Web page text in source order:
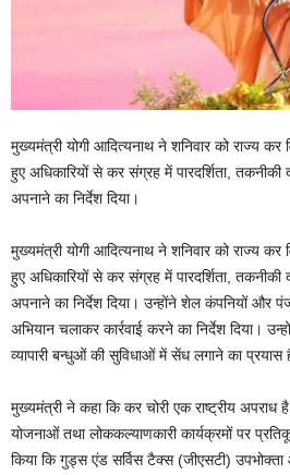
मुख्यमंत्री योगी आदित्यनाथ ने शनिवार को राज्य कर
हुए अधिकारियों से कर संग्रह में पारदर्शिता, तकनीकी
अपनाने का निर्देश दिया।
मुख्यमंत्री योगी आदित्यनाथ ने शनिवार को राज्य कर
हुए अधिकारियों से कर संग्रह में पारदर्शिता, तकनीकी
अपनाने का निर्देश दिया। उन्होंने शेल कंपनियों और
अभियान चलाकर कार्रवाई करने का निर्देश दिया।
व्यापारी बन्धुओं की सुविधाओं में सेंध लगाने का प्रयास
मुख्यमंत्री ने कहा कि कर चोरी एक राष्ट्रीय
योजनाओं तथा लोककल्याणकारी कार्यक्रमों पर
किया कि गुड्स एंड सर्विस टैक्स (जीएसटी)